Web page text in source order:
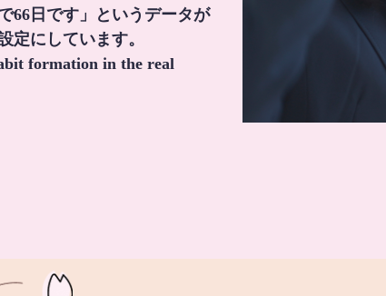
66日です」というデータが
定にしています。
formation in the real